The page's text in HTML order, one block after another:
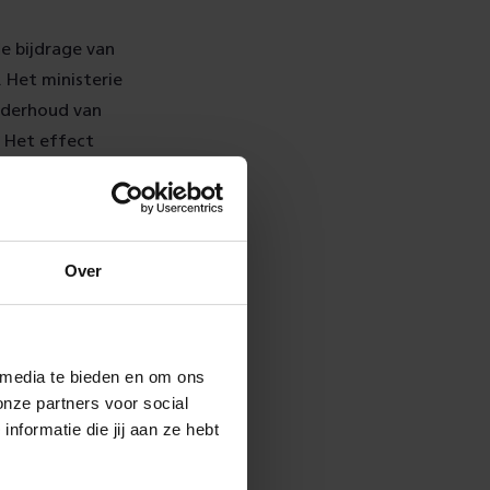
Over
te bieden en om ons
partners voor social
die jij aan ze hebt
bijdrage van
Het ministerie
van
Het effect
Dit
maakt
te komen